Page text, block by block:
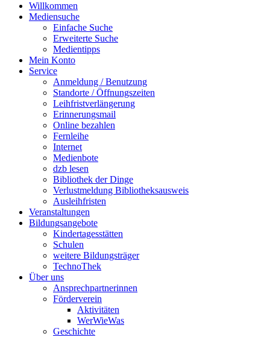
Willkommen
Mediensuche
Einfache Suche
Erweiterte Suche
Medientipps
Mein Konto
Service
Anmeldung / Benutzung
Standorte / Öffnungszeiten
Leihfristverlängerung
Erinnerungsmail
Online bezahlen
Fernleihe
Internet
Medienbote
dzb lesen
Bibliothek der Dinge
Verlustmeldung Bibliotheksausweis
Ausleihfristen
Veranstaltungen
Bildungsangebote
Kindertagesstätten
Schulen
weitere Bildungsträger
TechnoThek
Über uns
Ansprechpartnerinnen
Förderverein
Aktivitäten
WerWieWas
Geschichte